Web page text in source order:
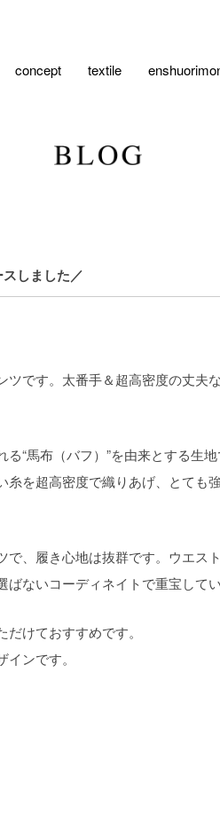
concept textile
しました／
です。太番手＆超高密度の丈夫
“馬布（バフ）”を由来とする生
を超高密度で織りあげ、とても
、履き心地は抜群です。ウエス
ないコーディネイトで重宝してい
けておすすめです。
ンです。